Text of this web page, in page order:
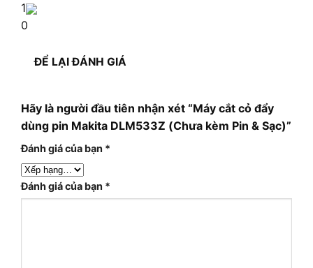
1
0
ĐỂ LẠI ĐÁNH GIÁ
Hãy là người đầu tiên nhận xét “Máy cắt cỏ đẩy
dùng pin Makita DLM533Z (Chưa kèm Pin & Sạc)”
Đánh giá của bạn *
Đánh giá của bạn *